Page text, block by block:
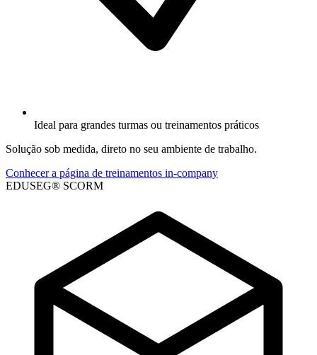
Ideal para grandes turmas ou treinamentos práticos
Solução sob medida, direto no seu ambiente de trabalho.
Conhecer a página de treinamentos in-company
EDUSEG® SCORM